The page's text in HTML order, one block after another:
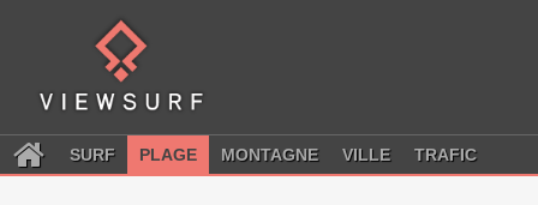
SURF PLAGE MONTAGNE VILLE TRAFIC